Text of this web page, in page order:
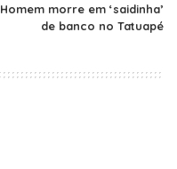
Homem morre em ‘saidinha’
de banco no Tatuapé